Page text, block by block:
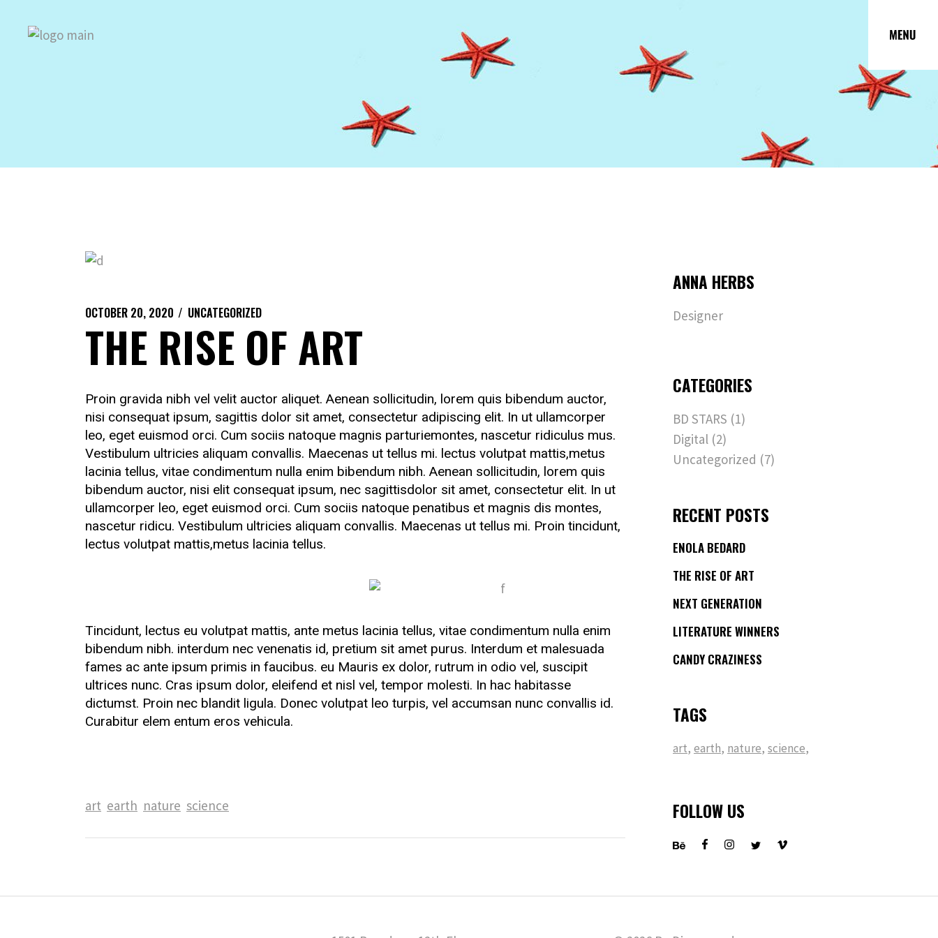
OCTOBER 20, 2020 UNCATEGORIZED
THE RISE OF ART
Proin gravida nibh vel velit auctor aliquet. Aenean sollicitudin, lorem quis bibendum auctor,
nisi consequat ipsum, sagittis dolor sit amet, consectetur adipiscing elit. In ut ullamcorper
leo, eget euismod orci. Cum sociis natoque magnis parturiemontes, nascetur ridiculus mus.
Vestibulum ultricies aliquam convallis. Maecenas ut tellus mi. lectus volutpat mattis,metus
lacinia tellus, vitae condimentum nulla enim bibendum nibh. Aenean sollicitudin, lorem quis
bibendum auctor, nisi elit consequat ipsum, nec sagittisdolor sit amet, consectetur elit. In ut
ullamcorper leo, eget euismod orci. Cum sociis natoque penatibus et magnis dis montes,
nascetur ridicu. Vestibulum ultricies aliquam convallis. Maecenas ut tellus mi. Proin tincidunt,
lectus volutpat mattis,metus lacinia tellus.
Tincidunt, lectus eu volutpat mattis, ante metus lacinia tellus, vitae condimentum nulla enim
bibendum nibh. interdum nec venenatis id, pretium sit amet purus. Interdum et malesuada
fames ac ante ipsum primis in faucibus. eu Mauris ex dolor, rutrum in odio vel, suscipit
ultrices nunc. Cras ipsum dolor, eleifend et nisl vel, tempor molesti. In hac habitasse
dictumst. Proin nec blandit ligula. Donec volutpat leo turpis, vel accumsan nunc convallis id.
Curabitur elem entum eros vehicula.
art earth nature science
ANNA HERBS
Designer
CATEGORIES
BD STARS (1)
Digital (2)
Uncategorized (7)
RECENT POSTS
ENOLA BEDARD
THE RISE OF ART
NEXT GENERATION
LITERATURE WINNERS
CANDY CRAZINESS
TAGS
art earth nature science
FOLLOW US